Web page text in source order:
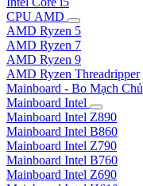
CPU AMD
AMD Ryzen 5
AMD Ryzen 7
AMD Ryzen 9
AMD Ryzen Threadripper
Mainboard - Bo Mạch Chủ
Mainboard Intel
Mainboard Intel Z890
Mainboard Intel B860
Mainboard Intel Z790
Mainboard Intel B760
Mainboard Intel Z690